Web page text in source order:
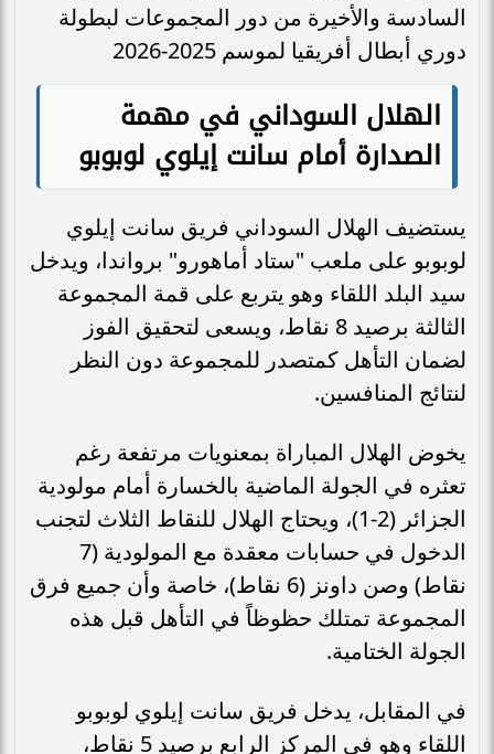
السادسة والأخيرة من دور المجموعات لبطولة
دوري أبطال أفريقيا لموسم 2025-2026
الهلال السوداني في مهمة
الصدارة أمام سانت إيلوي لوبوبو
يستضيف الهلال السوداني فريق سانت إيلوي
لوبوبو على ملعب "ستاد أماهورو" برواندا، ويدخل
سيد البلد اللقاء وهو يتربع على قمة المجموعة
الثالثة برصيد 8 نقاط، ويسعى لتحقيق الفوز
لضمان التأهل كمتصدر للمجموعة دون النظر
لنتائج المنافسين.
يخوض الهلال المباراة بمعنويات مرتفعة رغم
تعثره في الجولة الماضية بالخسارة أمام مولودية
الجزائر (2-1)، ويحتاج الهلال للنقاط الثلاث لتجنب
الدخول في حسابات معقدة مع المولودية (7
نقاط) وصن داونز (6 نقاط)، خاصة وأن جميع فرق
المجموعة تمتلك حظوظاً في التأهل قبل هذه
الجولة الختامية.
في المقابل، يدخل فريق سانت إيلوي لوبوبو
اللقاء وهو في المركز الرابع برصيد 5 نقاط،